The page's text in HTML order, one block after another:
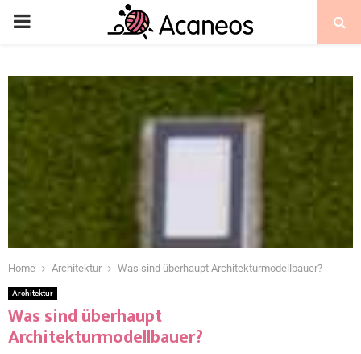
Home Architektur Was sind überhaupt Architekturmodellbauer?
Architektur
Was sind überhaupt
Architekturmodellbauer?